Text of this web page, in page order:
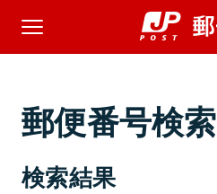
郵便番号検索
検索結果